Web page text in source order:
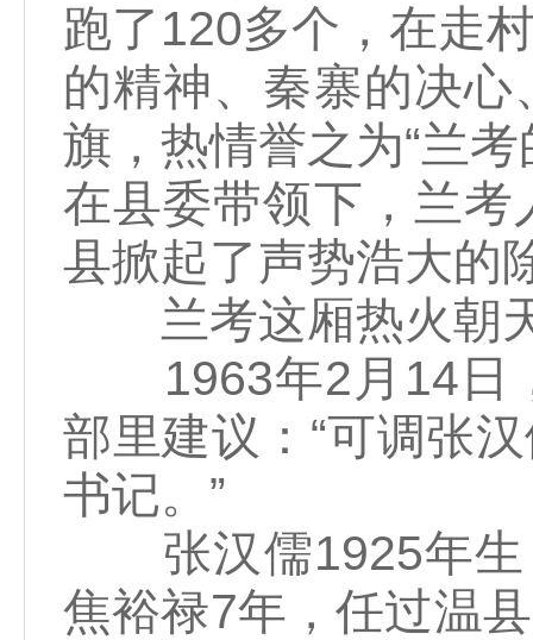
跑了120多个，在走
的精神、秦寨的决
旗，热情誉之为“兰
在县委带领下，兰
县掀起了声势浩大的
兰考这厢热火朝天
1963年2月14日，
部里建议：“可调张
书记。”
张汉儒1925年生
焦裕禄7年，任过温